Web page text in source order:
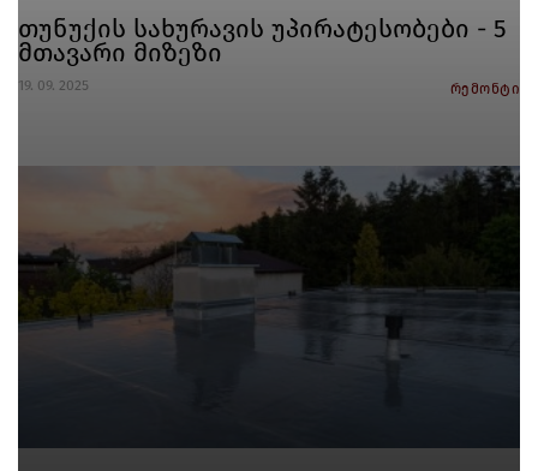
თუნუქის სახურავის უპირატესობები - 5
მთავარი მიზეზი
19. 09. 2025 რემონტი